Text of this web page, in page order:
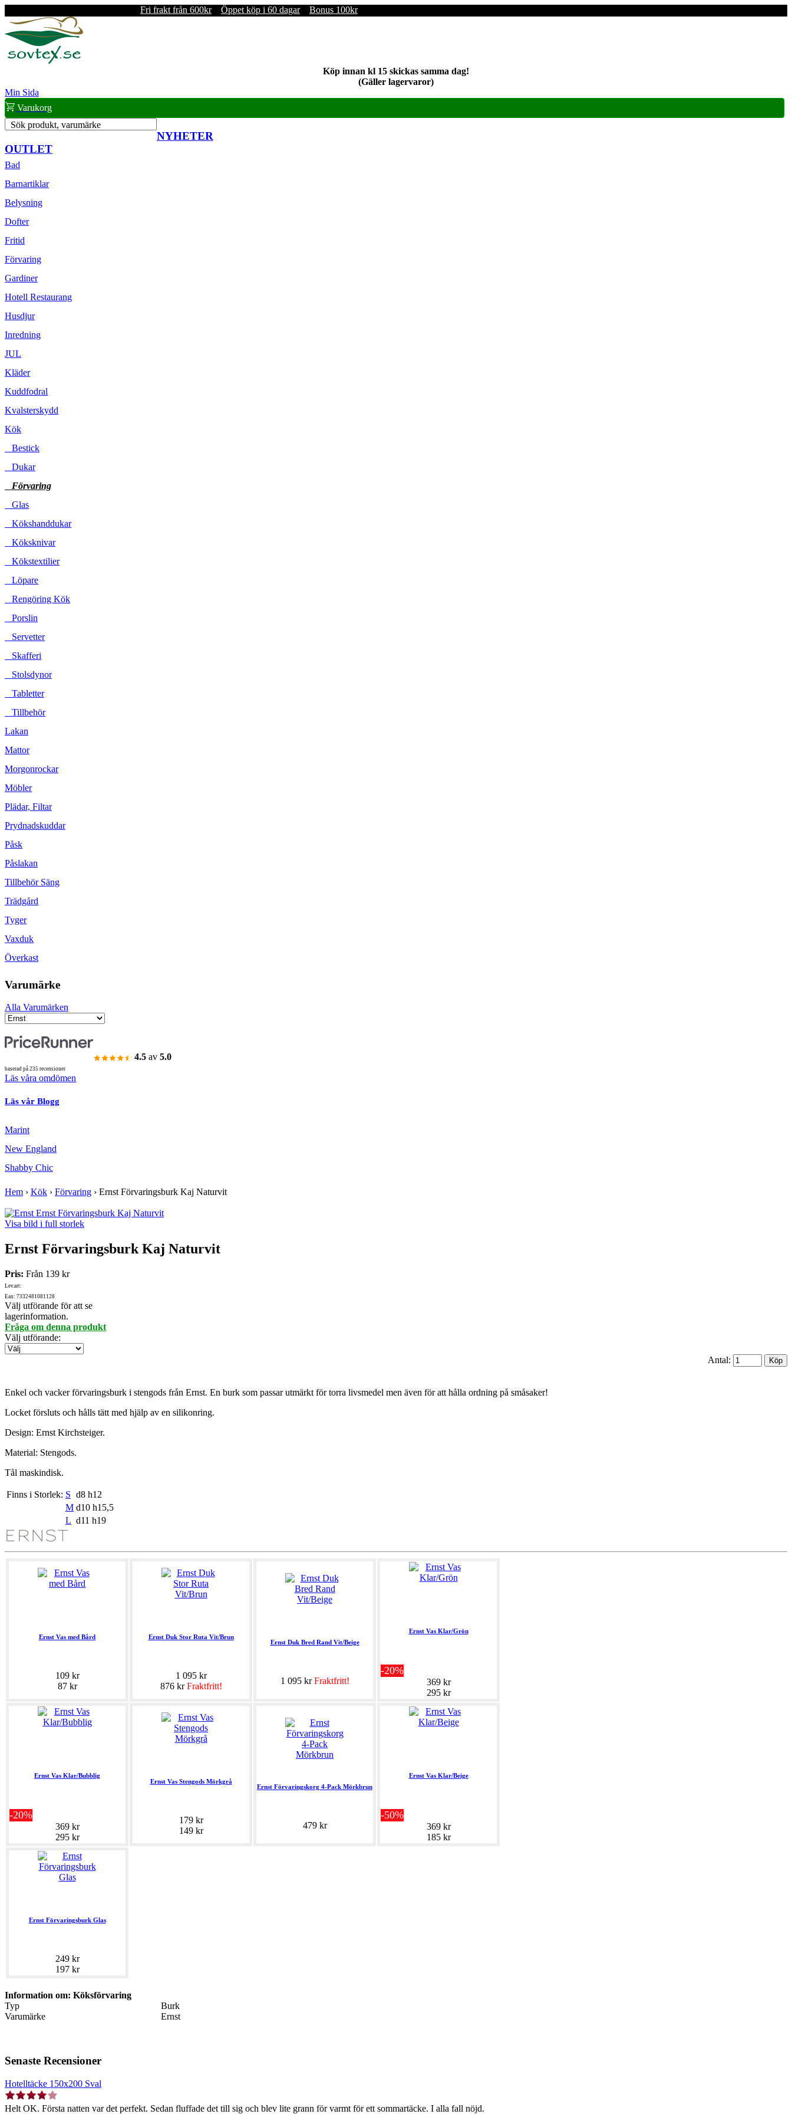
Fri frakt från 600kr Öppet köp i 60 dagar Bonus 100kr
Köp innan kl 15 skickas samma dag!
(Gäller lagervaror)
Min Sida
Varukorg
Sök produkt, varumärke
NYHETER
OUTLET
Bad
Barnartiklar
Belysning
Dofter
Fritid
Förvaring
Gardiner
Hotell Restaurang
Husdjur
Inredning
JUL
Kläder
Kuddfodral
Kvalsterskydd
Kök
Bestick
Dukar
Förvaring
Glas
Kökshanddukar
Köksknivar
Kökstextilier
Löpare
Rengöring Kök
Porslin
Servetter
Skafferi
Stolsdynor
Tabletter
Tillbehör
Lakan
Mattor
Morgonrockar
Möbler
Plädar, Filtar
Prydnadskuddar
Påsk
Påslakan
Tillbehör Säng
Trädgård
Tyger
Vaxduk
Överkast
Varumärke
Alla Varumärken
4.5 av 5.0
baserad på 235 recensioner
Läs våra omdömen
Läs vår Blogg
Marint
New England
Shabby Chic
Hem › Kök › Förvaring › Ernst Förvaringsburk Kaj Naturvit
Visa bild i full storlek
Ernst Förvaringsburk Kaj Naturvit
Pris: Från 139 kr
Lev.art:
Ean: 7332481081128
Välj utförande för att se
lagerinformation.
Fråga om denna produkt
Välj utförande:
Antal:
Enkel och vacker förvaringsburk i stengods från Ernst. En burk som passar utmärkt för torra livsmedel men även för att hålla ordning på småsaker!
Locket försluts och hålls tätt med hjälp av en silikonring.
Design: Ernst Kirchsteiger.
Material: Stengods.
Tål maskindisk.
Finns i Storlek: S d8 h12
M d10 h15,5
L d11 h19
Ernst Vas med Bård
109 kr
87 kr
Ernst Duk Stor Ruta Vit/Brun
1 095 kr
876 krFraktfritt!
Ernst Duk Bred Rand Vit/Beige
1 095 krFraktfritt!
Ernst Vas Klar/Grön
-20%
369 kr
295 kr
Ernst Vas Klar/Bubblig
-20%
369 kr
295 kr
Ernst Vas Stengods Mörkgrå
179 kr
149 kr
Ernst Förvaringskorg 4-Pack Mörkbrun
479 kr
Ernst Vas Klar/Beige
-50%
369 kr
185 kr
Ernst Förvaringsburk Glas
249 kr
197 kr
Information om: Köksförvaring
Typ
Burk
Varumärke
Ernst
Senaste Recensioner
Hotelltäcke 150x200 Sval
Helt OK. Första natten var det perfekt. Sedan fluffade det till sig och blev lite grann för varmt för ett sommartäcke. I alla fall nöjd.